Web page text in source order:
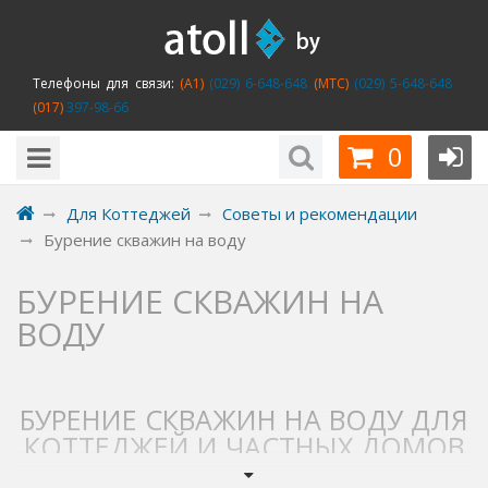
Телефоны для связи: (A1)(029) 6-648-648 (MTC)(029) 5-648-648
(017)397-98-66
0
Для Коттеджей
Советы и рекомендации
Бурение скважин на воду
БУРЕНИЕ СКВАЖИН НА
ВОДУ
БУРЕНИЕ СКВАЖИН НА ВОДУ ДЛЯ
КОТТЕДЖЕЙ И ЧАСТНЫХ ДОМОВ